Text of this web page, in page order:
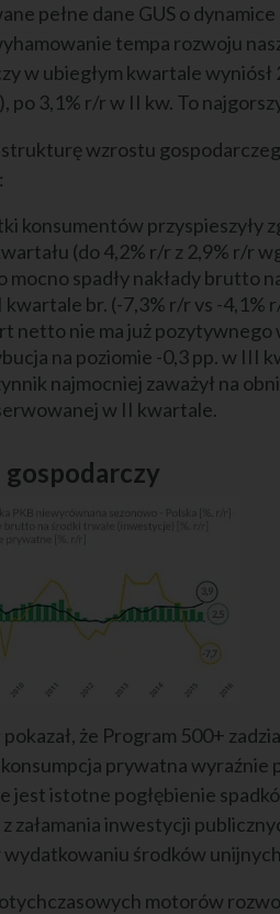
pełne dane GUS o
tempa rozwoju
w ubiegłym kwartale
po 3,1% r/r w II kw. To
wzrostu
konsumentów przyspieszyły
(do 4,2% r/r z 2,9% r/r
mocno spadły nakłady brutto
kwartale br. (-7,3% r/r vs -4,1%
netto nie ma już
na poziomie -0,3 pp. w III
najmocniej zaważył na
w II kwartale.
że Program 500+
prywatna wyraźnie
jest istotne pogłębienie
załamania inwestycji
środków
motorów